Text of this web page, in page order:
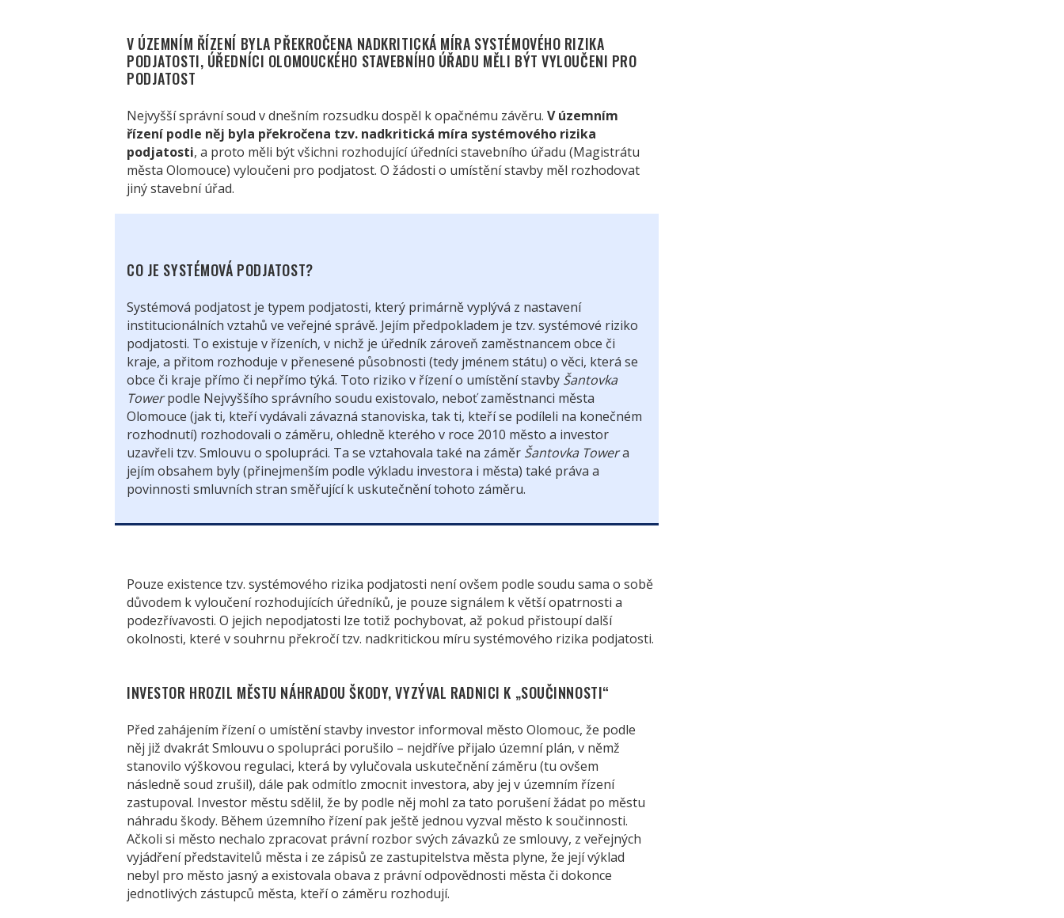
V ÚZEMNÍM ŘÍZENÍ BYLA PŘEKROČENA NADKRITICKÁ MÍRA SYSTÉMOVÉHO RIZIKA
PODJATOSTI, ÚŘEDNÍCI OLOMOUCKÉHO STAVEBNÍHO ÚŘADU MĚLI BÝT VYLOUČENI PRO
PODJATOST
Nejvyšší správní soud v dnešním rozsudku dospěl k opačnému závěru. V územním
řízení podle něj byla překročena tzv. nadkritická míra systémového rizika
podjatosti, a proto měli být všichni rozhodující úředníci stavebního úřadu (Magistrátu
města Olomouce) vyloučeni pro podjatost. O žádosti o umístění stavby měl rozhodovat
jiný stavební úřad.
CO JE SYSTÉMOVÁ PODJATOST?
Systémová podjatost je typem podjatosti, který primárně vyplývá z nastavení
institucionálních vztahů ve veřejné správě. Jejím předpokladem je tzv. systémové riziko
podjatosti. To existuje v řízeních, v nichž je úředník zároveň zaměstnancem obce či
kraje, a přitom rozhoduje v přenesené působnosti (tedy jménem státu) o věci, která se
obce či kraje přímo či nepřímo týká. Toto riziko v řízení o umístění stavby Šantovka
Towerpodle Nejvyššího správního soudu existovalo, neboť zaměstnanci města
Olomouce (jak ti, kteří vydávali závazná stanoviska, tak ti, kteří se podíleli na konečném
rozhodnutí) rozhodovali o záměru, ohledně kterého v roce 2010 město a investor
uzavřeli tzv. Smlouvu o spolupráci. Ta se vztahovala také na záměr Šantovka Towera
jejím obsahem byly (přinejmenším podle výkladu investora i města) také práva a
povinnosti smluvních stran směřující k uskutečnění tohoto záměru.
Pouze existence tzv. systémového rizika podjatosti není ovšem podle soudu sama o sobě
důvodem k vyloučení rozhodujících úředníků, je pouze signálem k větší opatrnosti a
podezřívavosti. O jejich nepodjatosti lze totiž pochybovat, až pokud přistoupí další
okolnosti, které v souhrnu překročí tzv. nadkritickou míru systémového rizika podjatosti.
INVESTOR HROZIL MĚSTU NÁHRADOU ŠKODY, VYZÝVAL RADNICI K „SOUČINNOSTI“
Před zahájením řízení o umístění stavby investor informoval město Olomouc, že podle
něj již dvakrát Smlouvu o spolupráci porušilo – nejdříve přijalo územní plán, v němž
stanovilo výškovou regulaci, která by vylučovala uskutečnění záměru (tu ovšem
následně soud zrušil), dále pak odmítlo zmocnit investora, aby jej v územním řízení
zastupoval. Investor městu sdělil, že by podle něj mohl za tato porušení žádat po městu
náhradu škody. Během územního řízení pak ještě jednou vyzval město k součinnosti.
Ačkoli si město nechalo zpracovat právní rozbor svých závazků ze smlouvy, z veřejných
vyjádření představitelů města i ze zápisů ze zastupitelstva města plyne, že její výklad
nebyl pro město jasný a existovala obava z právní odpovědnosti města či dokonce
jednotlivých zástupců města, kteří o záměru rozhodují.